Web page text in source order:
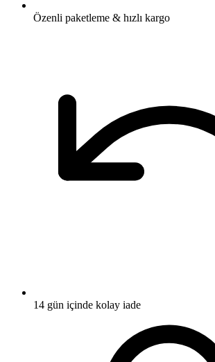
Özenli paketleme & hızlı kargo
14 gün içinde kolay iade